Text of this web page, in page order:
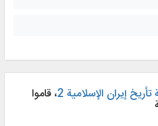
إيران الإسلامیة 2 ، قاموا